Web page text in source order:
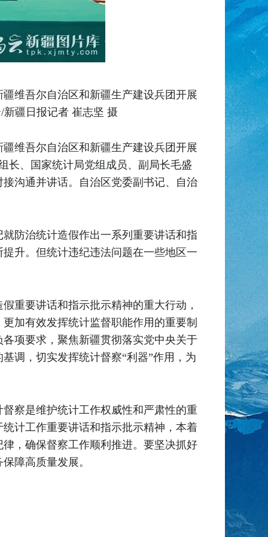
维吾尔自治区和新疆生产建设兵团开展
疆日报记者 崔志坚 摄
维吾尔自治区和新疆生产建设兵团开展
长、国家统计局党组成员、副局长毛盛
沟通并讲话。自治区党委副书记、自治
防治统计造假作出一系列重要讲话和指
升。但统计违纪违法问题在一些地区一
重要讲话和指示批示精神的重大行动，
加有效发挥统计监督职能作用的重要制
项要求，聚焦新疆贯彻落实党中央关于
调，切实发挥统计督察“利器”作用，为
察是维护统计工作权威性和严肃性的重
计工作重要讲话和指示批示精神，本着
，确保督察工作顺利推进。要坚决抓好
障高质量发展。